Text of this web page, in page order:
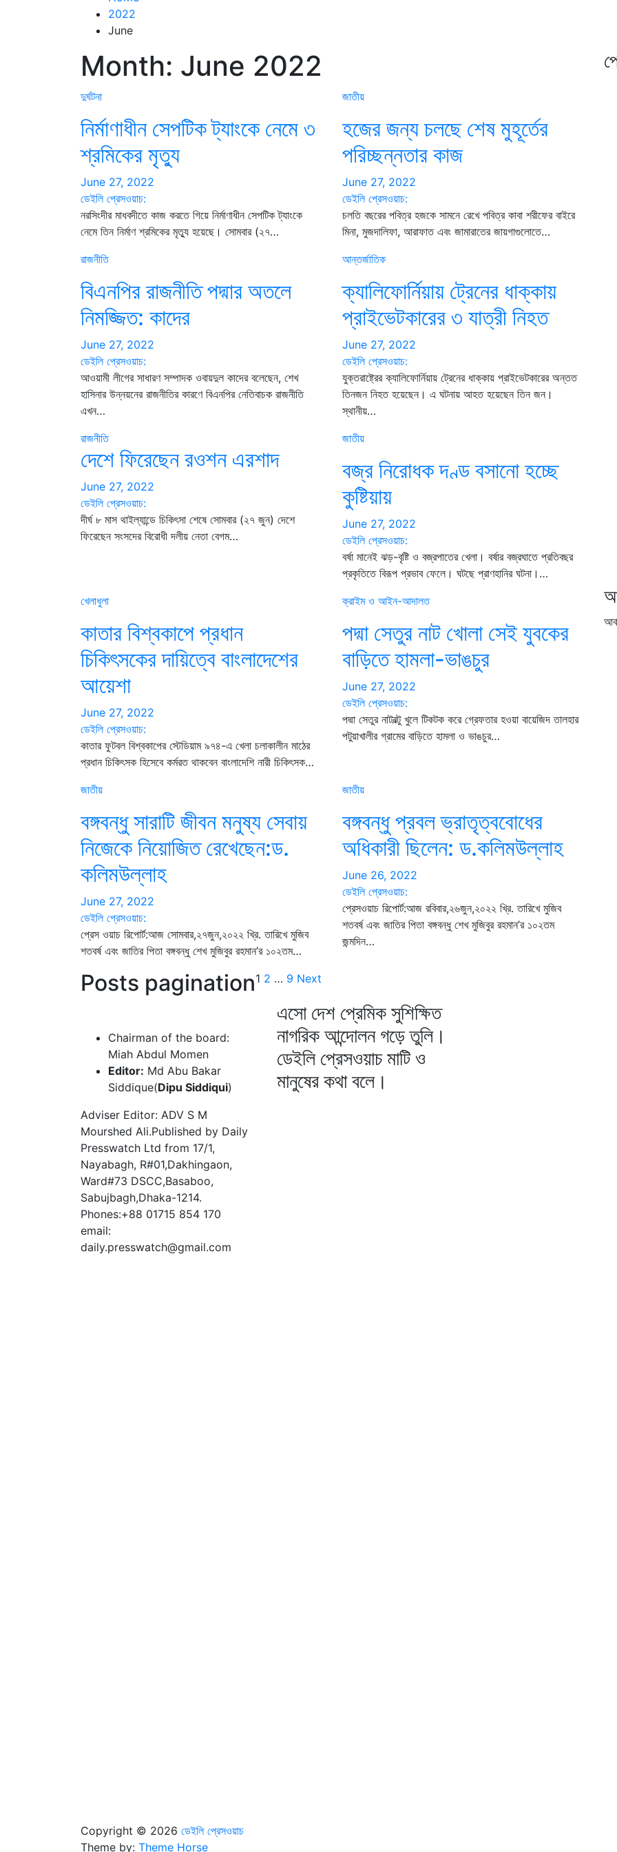
2022
June
Month: June 2022
দুর্ঘটনা
নির্মাণাধীন সেপটিক ট্যাংকে নেমে ৩
শ্রমিকের মৃত্যু
June 27, 2022
ডেইলি প্রেসওয়াচ:
নরসিংদীর মাধবদীতে কাজ করতে গিয়ে নির্মাণাধীন সেপটিক ট্যাংকে
নেমে তিন নির্মাণ শ্রমিকের মৃত্যু হয়েছে। সোমবার (২৭…
জাতীয়
হজের জন্য চলছে শেষ মুহূর্তের
পরিচ্ছন্নতার কাজ
June 27, 2022
ডেইলি প্রেসওয়াচ:
চলতি বছরের পবিত্র হজকে সামনে রেখে পবিত্র কাবা শরীফের বাইরে
মিনা, মুজদালিফা, আরাফাত এবং জামারাতের জায়গাগুলোতে…
রাজনীতি
বিএনপির রাজনীতি পদ্মার অতলে
নিমজ্জিত: কাদের
June 27, 2022
ডেইলি প্রেসওয়াচ:
আওয়ামী লীগের সাধারণ সম্পাদক ওবায়দুল কাদের বলেছেন, শেখ
হাসিনার উন্নয়নের রাজনীতির কারণে বিএনপির নেতিবাচক রাজনীতি
এখন…
আন্তর্জাতিক
ক্যালিফোর্নিয়ায় ট্রেনের ধাক্কায়
প্রাইভেটকারের ৩ যাত্রী নিহত
June 27, 2022
ডেইলি প্রেসওয়াচ:
যুক্তরাষ্ট্রের ক্যালিফোর্নিয়ায় ট্রেনের ধাক্কায় প্রাইভেটকারের অন্তত
তিনজন নিহত হয়েছেন। এ ঘটনায় আহত হয়েছেন তিন জন।
স্থানীয়…
রাজনীতি
দেশে ফিরেছেন রওশন এরশাদ
June 27, 2022
ডেইলি প্রেসওয়াচ:
দীর্ঘ ৮ মাস থাইল্যান্ডে চিকিৎসা শেষে সোমবার (২৭ জুন) দেশে
ফিরেছেন সংসদের বিরোধী দলীয় নেতা বেগম…
জাতীয়
বজ্র নিরোধক দণ্ড বসানো হচ্ছে
কুষ্টিয়ায়
June 27, 2022
ডেইলি প্রেসওয়াচ:
বর্ষা মানেই ঝড়-বৃষ্টি ও বজ্রপাতের খেলা। বর্ষার বজ্রঘাতে প্রতিবছর
প্রকৃতিতে বিরূপ প্রভাব ফেলে। ঘটছে প্রাণহানির ঘটনা।…
খেলাধুলা
কাতার বিশ্বকাপে প্রধান
চিকিৎসকের দায়িত্বে বাংলাদেশের
আয়েশা
June 27, 2022
ডেইলি প্রেসওয়াচ:
কাতার ফুটবল বিশ্বকাপের স্টেডিয়াম ৯৭৪-এ খেলা চলাকালীন মাঠের
প্রধান চিকিৎসক হিসেবে কর্মরত থাকবেন বাংলাদেশি নারী চিকিৎসক…
ক্রাইম ও আইন-আদালত
পদ্মা সেতুর নাট খোলা সেই যুবকের
বাড়িতে হামলা-ভাঙচুর
June 27, 2022
ডেইলি প্রেসওয়াচ:
পদ্মা সেতুর নাটবল্টু খুলে টিকটক করে গ্রেফতার হওয়া বায়েজিদ তালহার
পটুয়াখালীর গ্রামের বাড়িতে হামলা ও ভাঙচুর…
জাতীয়
বঙ্গবন্ধু সারাটি জীবন মনুষ্য সেবায়
নিজেকে নিয়োজিত রেখেছেন:ড.
কলিমউল্লাহ
June 27, 2022
ডেইলি প্রেসওয়াচ:
প্রেস ওয়াচ রিপোর্ট:আজ সোমবার,২৭জুন,২০২২ খ্রি. তারিখে মুজিব
শতবর্ষ এবং জাতির পিতা বঙ্গবন্ধু শেখ মুজিবুর রহমান’র ১০২তম…
জাতীয়
বঙ্গবন্ধু প্রবল ভ্রাতৃত্ববোধের
অধিকারী ছিলেন: ড.কলিমউল্লাহ
June 26, 2022
ডেইলি প্রেসওয়াচ:
প্রেসওয়াচ রিপোর্ট:আজ রবিবার,২৬জুন,২০২২ খ্রি. তারিখে মুজিব
শতবর্ষ এবং জাতির পিতা বঙ্গবন্ধু শেখ মুজিবুর রহমান’র ১০২তম
জন্মদিন…
Posts pagination1 2 … 9 Next
Chairman of the board:
Miah Abdul Momen
Editor: Md Abu Bakar
Siddique(Dipu Siddiqui)
Adviser Editor: ADV S M
Mourshed Ali.Published by Daily
Presswatch Ltd from 17/1,
Nayabagh, R#01,Dakhingaon,
Ward#73 DSCC,Basaboo,
Sabujbagh,Dhaka-1214.
Phones:+88 01715 854 170
email:
daily.presswatch@gmail.com
এসো দেশ প্রেমিক সুশিক্ষিত
নাগরিক আন্দোলন গড়ে তুলি।
ডেইলি প্রেসওয়াচ মাটি ও
মানুষের কথা বলে।
Copyright © 2026 ডেইলি প্রেসওয়াচ
Theme by: Theme Horse